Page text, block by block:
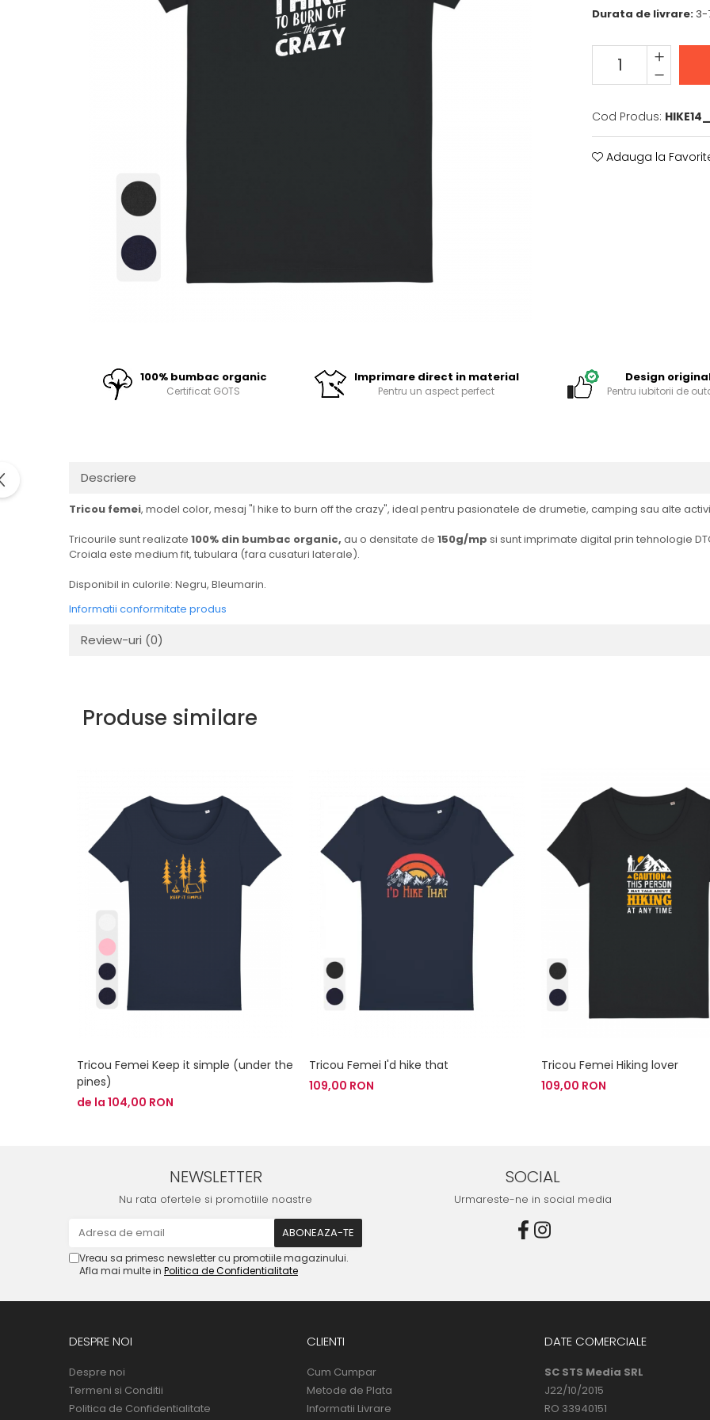
Durata de livrare: 3-
Cod Produs:
Adauga la
100% bumbac organic
Certificat GOTS
Imprimare direct in material
Pentru un aspect perfect
Design
Pentru iubitorii de
Descriere
Tricou femei, model color, mesaj "I hike to burn off the crazy", ideal pentru pasionatele de drumetie, camping sau alte
Tricourile sunt realizate 100% din bumbac organic, au o densitate de 150g/mp si sunt imprimate digital prin tehnologie
Croiala este medium fit, tubulara (fara cusaturi laterale).
Disponibil in culorile: Negru, Bleumarin.
Informatii conformitate produs
Review-uri (0)
Produse similare
Tricou Femei Keep it simple (under the
pines)
de la 104,00 RON
Tricou Femei I'd hike that
109,00 RON
Tricou Femei Hiking lover
109,00 RON
NEWSLETTER
Nu rata ofertele si promotiile noastre
Vreau sa primesc newsletter cu promotiile magazinului.
Afla mai multe in Politica de Confidentialitate
SOCIAL
Urmareste-ne in social media
DESPRE NOI
Despre noi
Termeni si Conditii
Politica de Confidentialitate
CLIENTI
Cum Cumpar
Metode de Plata
Informatii Livrare
DATE COMERCIALE
SC STS Media SRL
J22/10/2015
RO 33940151